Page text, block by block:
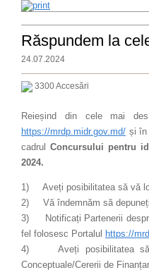
Răspundem la
24.07.2024
3300 Accesări
Reieșind din cele mai
https://mrdp.midr.gov.md/ și în
cadrul Concursului pentru
2024.
1) Aveți posibilitatea să vă
2) Vă îndemnăm să
3)
Notificați Partenerii
fel folosesc Portalul https://
4)Aveți posibilitatea
Conceptuale/Cererii de